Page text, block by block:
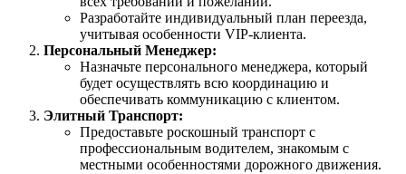
Разработайте индивидуальный план переезда,
учитывая особенности VIP-клиента.
Персональный Менеджер:
Назначьте персонального менеджера, который
будет осуществлять всю координацию и
обеспечивать коммуникацию с клиентом.
Элитный Транспорт:
Предоставьте роскошный транспорт с
профессиональным водителем, знакомым с
местными особенностями дорожного движения.